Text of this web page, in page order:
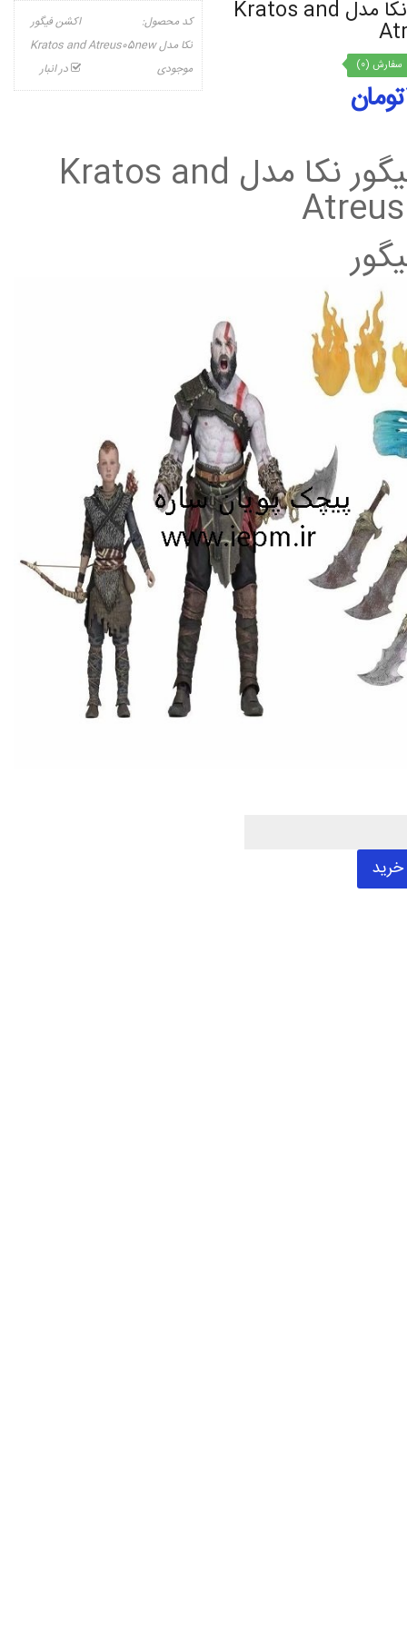
اکشن فیگور نکا مدل Kratos and
سفارش (0)
کد محصول:
اکشن فیگور
نکا مدل Kratos and Atreus05new
موجودی
در انبار
اکشن فیگور نکا مدل Kratos and